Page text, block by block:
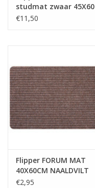
studmat zwaar 45X60
cm
€11,50
Flipper FORUM MAT
40X60CM NAALDVILT
BEIGE MET RUITER
€2,95